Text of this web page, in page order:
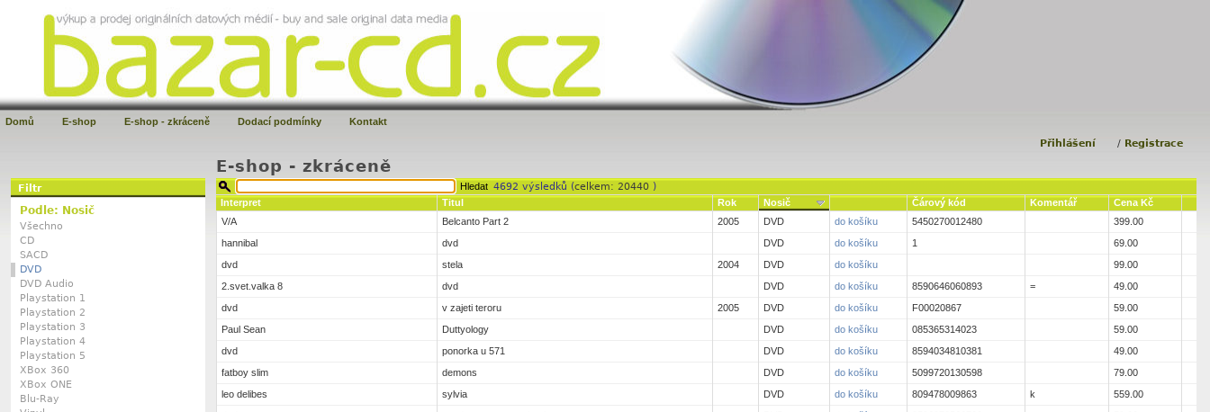
Přihlášení / Registrace
Domů E-shop E-shop - zkráceně Dodací podmínky Kontakt
E-shop - zkráceně
4692 výsledků (celkem: 20440 )
Interpret Titul Rok Nosič Čárový kód Komentář
Cena Kč
V/A
Belcanto Part 2 2005 DVD do košíku 5450270012480
399.00
hannibal
dvd DVD do košíku 1
69.00
dvd
stela 2004 DVD do košíku
99.00
2.svet.valka 8
dvd DVD do košíku 8590646060893 =
49.00
dvd
v zajeti teroru 2005 DVD do košíku F00020867
59.00
Paul Sean
Duttyology DVD do košíku 085365314023
59.00
dvd
ponorka u 571 DVD do košíku 8594034810381
49.00
fatboy slim
demons DVD do košíku 5099720130598
79.00
leo delibes
sylvia DVD do košíku 809478009863 k
559.00
Filtr
Podle: Nosič
Všechno
CD
SACD
DVD
DVD Audio
Playstation 1
Playstation 2
Playstation 3
Playstation 4
Playstation 5
XBox 360
XBox ONE
Blu-Ray